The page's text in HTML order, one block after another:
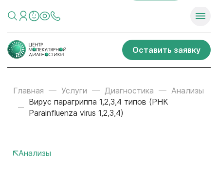
Оставить заявку
Главная Услуги Диагностика
Анализы
Вирус парагриппа 1,2,3,4 типов (РНК
Parainfluenza virus 1,2,3,4)
Анализы